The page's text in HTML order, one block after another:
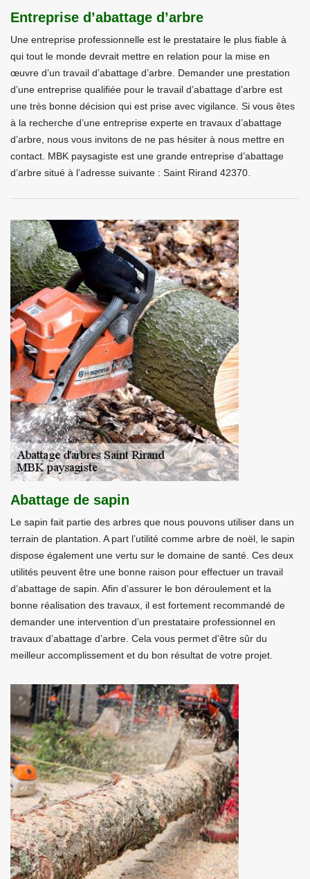
Entreprise d’abattage d’arbre
Une entreprise professionnelle est le prestataire le plus fiable à
qui tout le monde devrait mettre en relation pour la mise en
œuvre d’un travail d’abattage d’arbre. Demander une prestation
d’une entreprise qualifiée pour le travail d’abattage d’arbre est
une très bonne décision qui est prise avec vigilance. Si vous êtes
à la recherche d’une entreprise experte en travaux d’abattage
d’arbre, nous vous invitons de ne pas hésiter à nous mettre en
contact. MBK paysagiste est une grande entreprise d’abattage
d’arbre situé à l’adresse suivante : Saint Rirand 42370.
Abattage de sapin
Le sapin fait partie des arbres que nous pouvons utiliser dans un
terrain de plantation. A part l’utilité comme arbre de noël, le sapin
dispose également une vertu sur le domaine de santé. Ces deux
utilités peuvent être une bonne raison pour effectuer un travail
d’abattage de sapin. Afin d’assurer le bon déroulement et la
bonne réalisation des travaux, il est fortement recommandé de
demander une intervention d’un prestataire professionnel en
travaux d’abattage d’arbre. Cela vous permet d’être sûr du
meilleur accomplissement et du bon résultat de votre projet.